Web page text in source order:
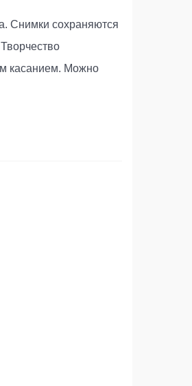
Снимки сохраняются
касанием. Можно